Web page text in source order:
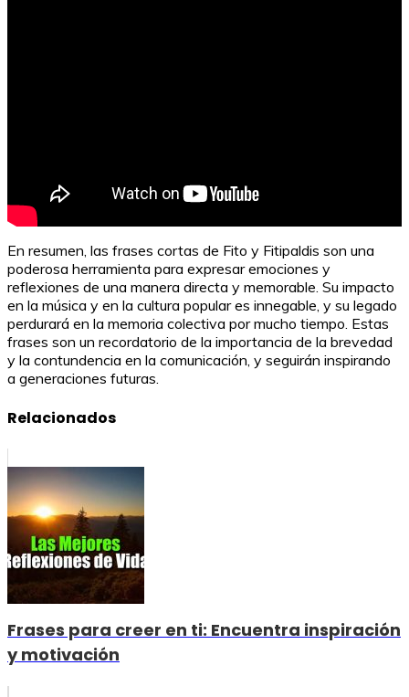
En resumen, las frases cortas de Fito y Fitipaldis son una
poderosa herramienta para expresar emociones y
reflexiones de una manera directa y memorable. Su impacto
en la música y en la cultura popular es innegable, y su legado
perdurará en la memoria colectiva por mucho tiempo. Estas
frases son un recordatorio de la importancia de la brevedad
y la contundencia en la comunicación, y seguirán inspirando
a generaciones futuras.
Relacionados
Frases para creer en ti: Encuentra inspiración
y motivación